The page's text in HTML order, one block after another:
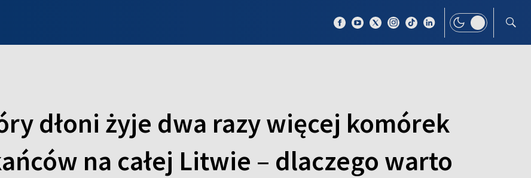
dłoni żyje dwa razy więcej komórek
na całej Litwie – dlaczego warto